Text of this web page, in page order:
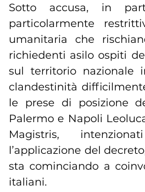
Sotto accusa, in
particolarmente
umanitaria che
richiedenti asilo ospiti
sul territorio nazionale
clandestinità
le prese di posizione
Palermo e Napoli
Magistris,
l’applicazione del
sta cominciando a
italiani.